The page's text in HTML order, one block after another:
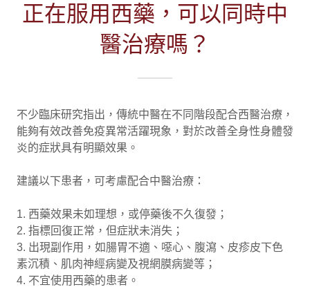
正在服用西藥，可以同時中
醫治療嗎？
不少臨床研究指出，傳統中醫在不同階段配合西醫治療，
能夠有效改善免疫異常活躍現象，對於改善全身性身體發
炎的症狀具有明顯效果。
建議以下患者，可考慮配合中醫治療：
1. 西藥效果未如理想，或停藥後不久復發；
2. 指標回復正常，但症狀未消失；
3. 出現副作用，如腸胃不適、噁心、腹瀉、皮疹皮下色
素沉積、肌肉神經病變及視網膜病變等；
4. 不宜使用西藥的患者。